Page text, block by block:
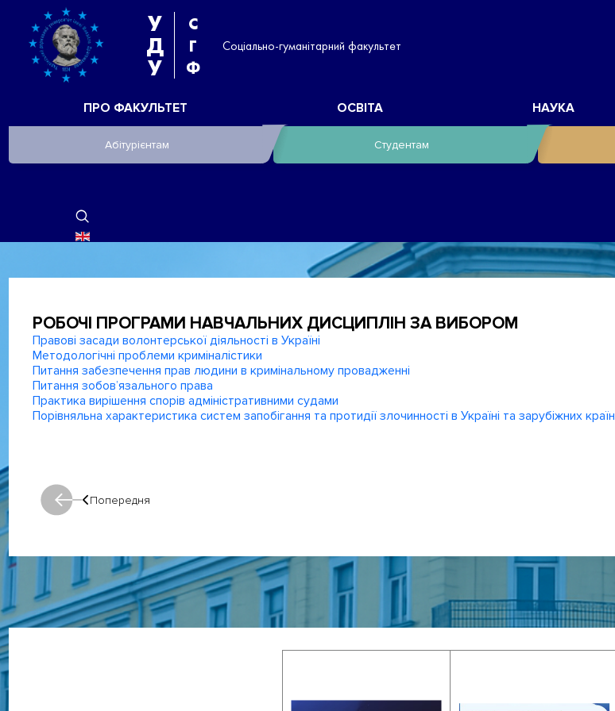
У
Д
У
С
Г
Ф
Соціально-гуманітарний факультет
ПРО ФАКУЛЬТЕТ ОСВІТА НАУКА
Абітурієнтам Студентам
ОБЕРІТЬ СВОЮ МОВУ
РОБОЧІ ПРОГРАМИ НАВЧАЛЬНИХ ДИСЦИПЛІН ЗА ВИБОРОМ
Правові засади волонтерської діяльності в Україні
Методологічні проблеми криміналістики
Питання забезпечення прав людини в кримінальному провадженні
Питання зобов’язального права
Практика вирішення спорів адміністративними судами
Порівняльна характеристика систем запобігання та протидії злочинності в Україні та зарубіжних країн
Попередня
Попередня: Попередня